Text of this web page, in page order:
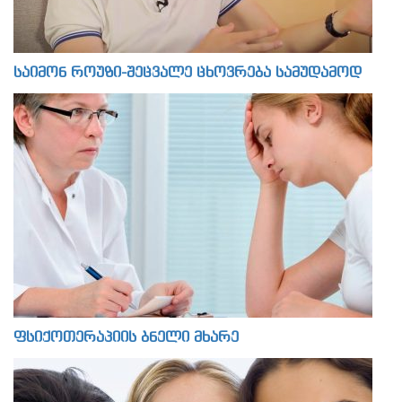
საიმონ როუზი-შეცვალე ცხოვრება სამუდამოდ
ფსიქოთერაპიის ბნელი მხარე